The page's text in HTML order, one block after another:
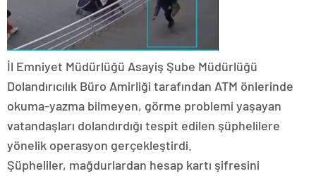
İl Emniyet Müdürlüğü Asayiş Şube Müdürlüğü
Dolandırıcılık Büro Amirliği tarafından ATM önlerinde
okuma-yazma bilmeyen, görme problemi yaşayan
vatandaşları dolandırdığı tespit edilen şüphelilere
yönelik operasyon gerçekleştirdi.
Şüpheliler, mağdurlardan hesap kartı şifresini